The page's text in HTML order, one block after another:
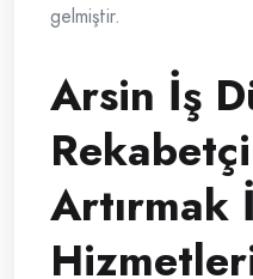
gelmiştir.
Arsin İş
Artırmak